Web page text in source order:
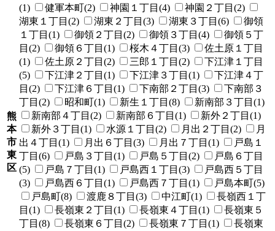
熊
本
市
東
区
(1)
健軍本町(2) 神園１丁目(4)
神園２丁目(2)
湖東１丁目(2)
湖東２丁目(3) 湖東３丁目(6)
御領
１丁目(1)
御領２丁目(2) 御領３丁目(4)
御領５丁
目(2)
御領６丁目(1) 桜木４丁目(3)
佐土原１丁目
(1)
佐土原２丁目(2) 三郎１丁目(2)
下江津１丁目
(5)
下江津２丁目(1) 下江津３丁目(1)
下江津４丁
目(2)
下江津６丁目(1) 下南部２丁目(3)
下南部３
丁目(2)
昭和町(1) 新生１丁目(8)
新南部３丁目(1)
新南部４丁目(2)
新南部６丁目(1)
新外２丁目(1)
新外３丁目(1)
水源１丁目(2) 月出２丁目(2)
月
出４丁目(1)
月出６丁目(3) 月出７丁目(1)
戸島１
丁目(6)
戸島３丁目(1) 戸島５丁目(2)
戸島６丁目
(5)
戸島７丁目(1) 戸島西１丁目(3)
戸島西５丁目
(3)
戸島西６丁目(1) 戸島西７丁目(1)
戸島本町(5)
戸島町(8)
渡鹿８丁目(3) 中江町(1)
長嶺西１丁
目(1)
長嶺東２丁目(1) 長嶺東４丁目(1)
長嶺東５
丁目(8)
長嶺東６丁目(2) 長嶺東７丁目(1)
長嶺東